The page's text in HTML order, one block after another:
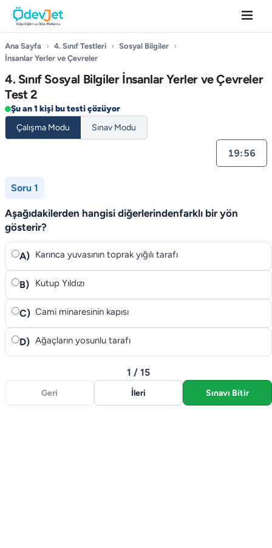
Ana Sayfa › 4. Sınıf Testleri › Sosyal Bilgiler ›
İnsanlar Yerler ve Çevreler
4. Sınıf Sosyal Bilgiler İnsanlar Yerler ve Çevreler
Test 2
Şu an 1 kişi bu testi çözüyor
Çalışma Modu
Sınav Modu
19:55
Soru 1
Aşağıdakilerden hangisi diğerlerindenfarklı bir yön
gösterir?
A) Karınca yuvasının toprak yığılı tarafı
B) Kutup Yıldızı
C) Cami minaresinin kapısı
D) Ağaçların yosunlu tarafı
Geri
1 / 15
İleri Sınavı Bitir